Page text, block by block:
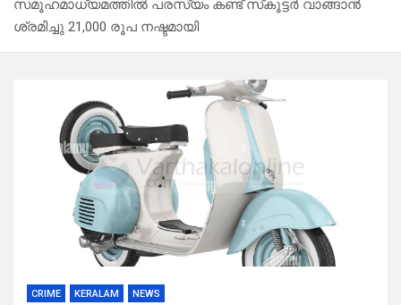
സമൂഹമാധ്യമത്തില്‍ പരസ്യം കണ്ട് സ്‌കൂട്ടര്‍ വാങ്ങാന്‍
ശ്രമിച്ചു 21,000 രൂപ നഷ്ടമായി
CRIME KERALAM NEWS